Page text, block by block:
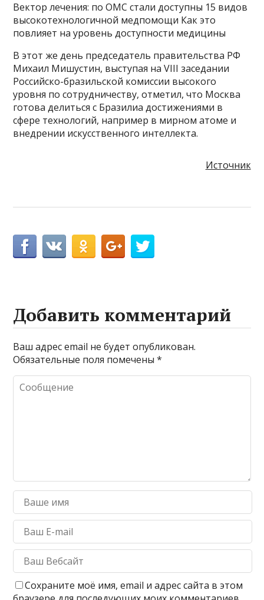
Вектор лечения: по ОМС стали доступны 15 видов
высокотехнологичной медпомощи Как это
повлияет на уровень доступности медицины
В этот же день председатель правительства РФ
Михаил Мишустин, выступая на VIII заседании
Российско-бразильской комиссии высокого
уровня по сотрудничеству, отметил, что Москва
готова делиться с Бразилиа достижениями в
сфере технологий, например в мирном атоме и
внедрении искусственного интеллекта.
Источник
Добавить комментарий
Ваш адрес email не будет опубликован.
Обязательные поля помечены*
Сохраните моё имя, email и адрес сайта в этом